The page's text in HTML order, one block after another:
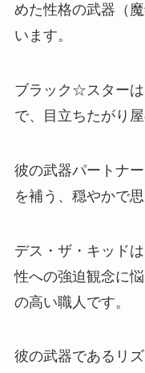
めた性格の武器（
います。
ブラック☆スター
で、目立ちたがり
彼の武器パートナ
を補う、穏やかで
デス・ザ・キッド
性への強迫観念に
の高い職人です。
彼の武器であるリ